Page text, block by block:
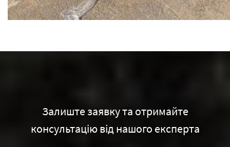
Залиште заявку та отримайте
консультацію від нашого експерта